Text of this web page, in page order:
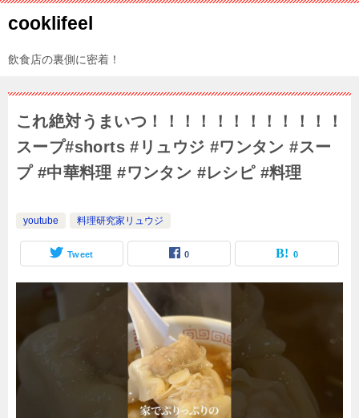
cooklifeel
飲食店の裏側に密着！
これ絶対うまいつ！！！！！！！！！！！！
スープ#shorts #リュウジ #ワンタン #スー
プ #中華料理 #ワンタン #レシピ #料理
youtube 料理研究家リュウジ
Tweet 0 0